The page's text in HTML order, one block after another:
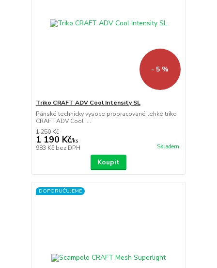
- 5 %
Triko CRAFT ADV Cool Intensity SL
Pánské technicky vysoce propracované lehké triko
CRAFT ADV Cool I...
1 250 Kč
1 190 Kč/ks
983 Kč bez DPH Skladem
Koupit
DOPORUČUJEME